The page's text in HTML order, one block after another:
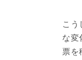
こう
な変
票を